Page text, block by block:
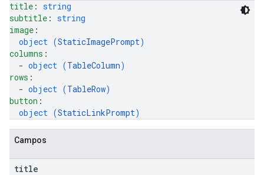
title : string
subtitle : string
image :
object (StaticImagePrompt)
columns :
  -
object (TableColumn)
rows :
  -
object (TableRow)
button :
object (StaticLinkPrompt)
Campos
title